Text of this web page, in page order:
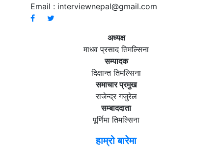
Email : interviewnepal@gmail.com
अध्यक्ष
माधव प्रसाद तिमल्सिना
सम्पादक
दिक्षान्त तिमल्सिना
समाचार प्रमुख
राजेन्द्र गजुरेल
सम्बाददाता
पूर्णिमा तिमल्सिना
हाम्रो बारेमा